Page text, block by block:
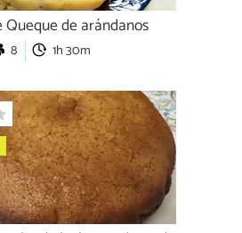
Queque de arándanos
8 1h 30m